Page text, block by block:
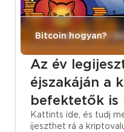
CoinCash Bitcoin
Bitcoin hogyan?
Az év
éjszakáján a
befektetők is
Kattints ide, és tudj
ijeszthet rá a